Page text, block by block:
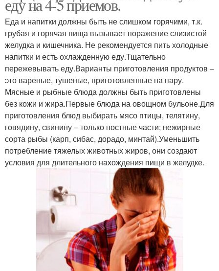
еду на 4-5 приемов.
Еда и напитки должны быть не слишком горячими, т.к.
грубая и горячая пища вызывает поражение слизистой
желудка и кишечника. Не рекомендуется пить холодные
напитки и есть охлажденную еду.Тщательно
пережевывать еду.Варианты приготовления продуктов –
это вареные, тушеные, приготовленные на пару.
Мясные и рыбные блюда должны быть приготовлены
без кожи и жира.Первые блюда на овощном бульоне.Для
приготовления блюд выбирать мясо птицы, телятину,
говядину, свинину – только постные части; нежирные
сорта рыбы (карп, сибас, дорадо, минтай).Уменьшить
потребление тяжелых животных жиров, они создают
условия для длительного нахождения пищи в желудке.